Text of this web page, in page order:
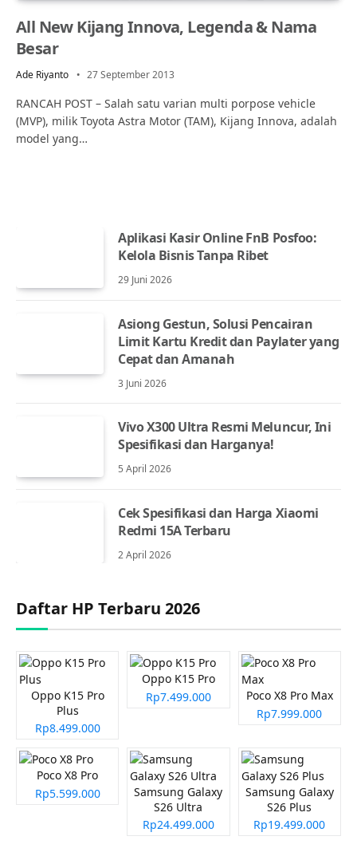
All New Kijang Innova, Legenda & Nama
Besar
Ade Riyanto 27 September 2013
RANCAH POST – Salah satu varian multi porpose vehicle
(MVP), milik Toyota Astra Motor (TAM), Kijang Innova, adalah
model yang…
Aplikasi Kasir Online FnB Posfoo:
Kelola Bisnis Tanpa Ribet
29 Juni 2026
Asiong Gestun, Solusi Pencairan
Limit Kartu Kredit dan Paylater yang
Cepat dan Amanah
3 Juni 2026
Vivo X300 Ultra Resmi Meluncur, Ini
Spesifikasi dan Harganya!
5 April 2026
Cek Spesifikasi dan Harga Xiaomi
Redmi 15A Terbaru
2 April 2026
Daftar HP Terbaru 2026
Oppo K15 Pro
Plus
Rp8.499.000
Oppo K15 Pro
Rp7.499.000
Poco X8 Pro Max
Rp7.999.000
Poco X8 Pro
Rp5.599.000
Samsung Galaxy
S26 Ultra
Rp24.499.000
Samsung Galaxy
S26 Plus
Rp19.499.000